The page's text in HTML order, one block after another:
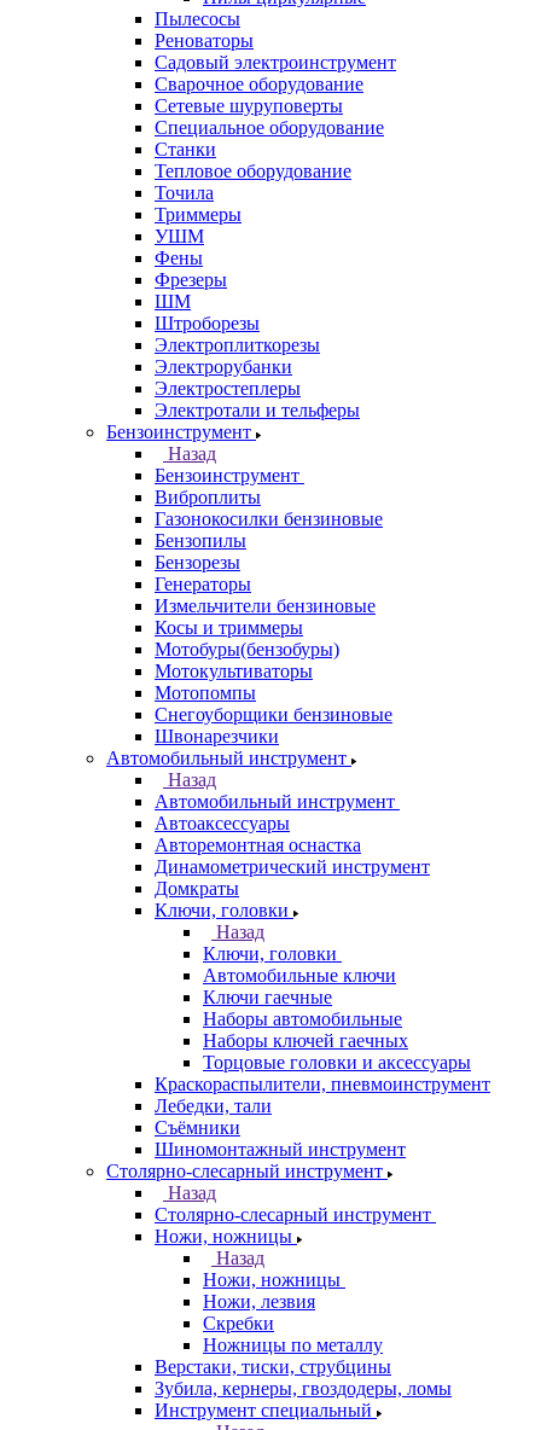
Пылесосы
Реноваторы
Садовый электроинструмент
Сварочное оборудование
Сетевые шуруповерты
Специальное оборудование
Станки
Тепловое оборудование
Точила
Триммеры
УШМ
Фены
Фрезеры
ШМ
Штроборезы
Электроплиткорезы
Электрорубанки
Электростеплеры
Электротали и тельферы
Бензоинструмент
Назад
Бензоинструмент
Виброплиты
Газонокосилки бензиновые
Бензопилы
Бензорезы
Генераторы
Измельчители бензиновые
Косы и триммеры
Мотобуры(бензобуры)
Мотокультиваторы
Мотопомпы
Снегоуборщики бензиновые
Швонарезчики
Автомобильный инструмент
Назад
Автомобильный инструмент
Автоаксессуары
Авторемонтная оснастка
Динамометрический инструмент
Домкраты
Ключи, головки
Назад
Ключи, головки
Автомобильные ключи
Ключи гаечные
Наборы автомобильные
Наборы ключей гаечных
Торцовые головки и аксессуары
Краскораспылители, пневмоинструмент
Лебедки, тали
Съёмники
Шиномонтажный инструмент
Столярно-слесарный инструмент
Назад
Столярно-слесарный инструмент
Ножи, ножницы
Назад
Ножи, ножницы
Ножи, лезвия
Скребки
Ножницы по металлу
Верстаки, тиски, струбцины
Зубила, кернеры, гвоздодеры, ломы
Инструмент специальный